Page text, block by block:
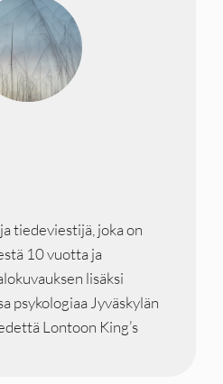
tiedeviestijä, joka on
10 vuotta ja
lisäksi
psykologiaa Jyväskylän
Lontoon King’s